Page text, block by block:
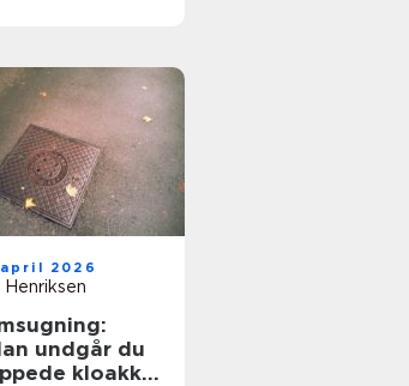
2026
Henriksen
undgår du
kloakker